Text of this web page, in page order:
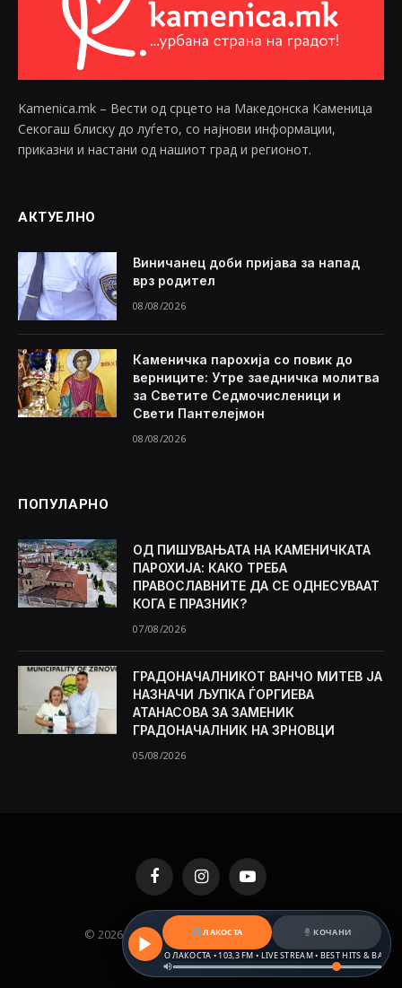
Kamenica.mk – Вести од срцето на Македонска Каменица
Секогаш блиску до луѓето, со најнови информации,
приказни и настани од нашиот град и регионот.
АКТУЕЛНО
Виничанец доби пријава за напад
врз родител
08/08/2026
Каменичка парохија со повик до
верниците: Утре заедничка молитва
за Светите Седмочисленици и
Свети Пантелејмон
08/08/2026
ПОПУЛАРНО
ОД ПИШУВАЊАТА НА КАМЕНИЧКАТА
ПАРОХИЈА: КАКО ТРЕБА
ПРАВОСЛАВНИТЕ ДА СЕ ОДНЕСУВААТ
КОГА Е ПРАЗНИК?
07/08/2026
ГРАДОНАЧАЛНИКОТ ВАНЧО МИТЕВ ЈА
НАЗНАЧИ ЉУПКА ЃОРГИЕВА
АТАНАСОВА ЗА ЗАМЕНИК
ГРАДОНАЧАЛНИК НА ЗРНОВЦИ
05/08/2026
FacebookInstagramYouTube
© 2026 KAMENICA.MK. Designed by MKNET.
ЛАКОСТА
КОЧАНИ
РАДИО ЛАКОСТА • 103,3 FM • LIVE STREAM • BEST HITS & BALKAN